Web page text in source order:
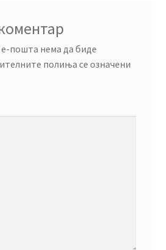
пошта нема да биде
полиња се означени